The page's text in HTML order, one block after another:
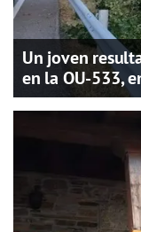
Un joven
en la OU-533,